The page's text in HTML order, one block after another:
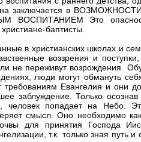
заключается в
ВОСПИТАНИЕМ Это
баптисты.
в христианских школах и
воззрения и
не переживут возрождения.
люди могут обмануть
требованиям Евангелия и они
заблуждение. Только
человек попадает на Небо.
смысл. Оно необходимо
для принятия Господа
т.к. только зная путь